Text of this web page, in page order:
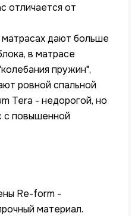
отличается от
дают больше
в матрасе
пружин",
ровной спальной
Tera - недорогой, но
с повышенной
Re-form -
материал.